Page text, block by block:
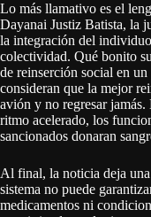
Lo más llamativo es el
Dayanai Justiz Batista, la
la integración del
colectividad. Qué bonito
de reinserción social en
consideran que la mejor
avión y no regresar
ritmo acelerado, los
sancionados donaran
Al final, la noticia deja
sistema no puede
medicamentos ni